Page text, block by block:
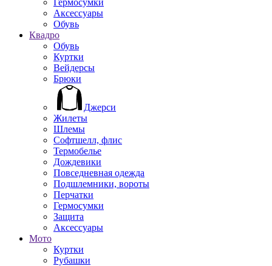
Аксессуары
Обувь
Квадро
Обувь
Куртки
Вейдерсы
Брюки
Джерси
Жилеты
Шлемы
Софтшелл, флис
Термобелье
Дождевики
Повседневная одежда
Подшлемники, вороты
Перчатки
Гермосумки
Защита
Аксессуары
Мото
Куртки
Рубашки